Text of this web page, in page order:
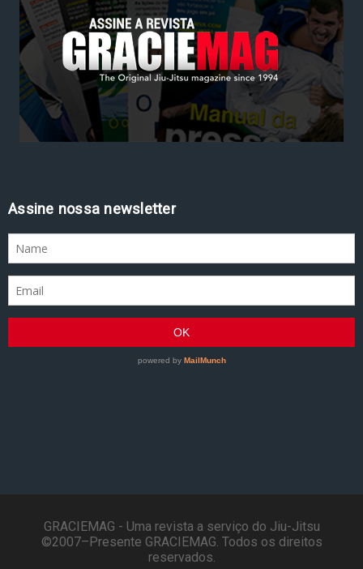
Assine nossa newsletter
GRACIEMAG - Uma revista a serviço do Jiu-Jitsu
©2007–Presente GRACIEMAG. Todos os direitos
reservados.